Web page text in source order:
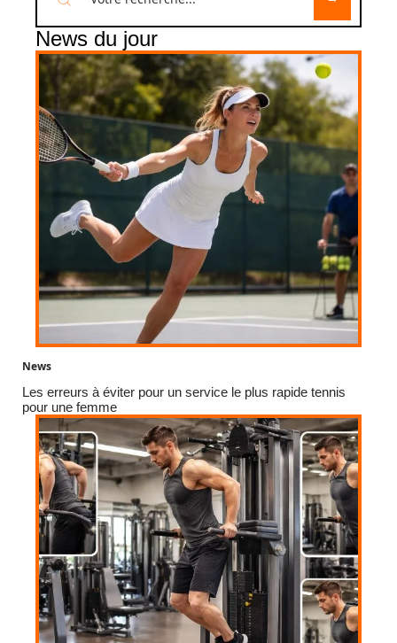
News du jour
News
Les erreurs à éviter pour un service le plus rapide tennis
pour une femme